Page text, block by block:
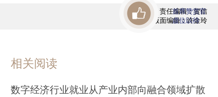
责任编辑：贺信
版面编辑：许金玲
首席赞赏官
虚位以待
相关阅读
数字经济行业就业从产业内部向融合领域扩散